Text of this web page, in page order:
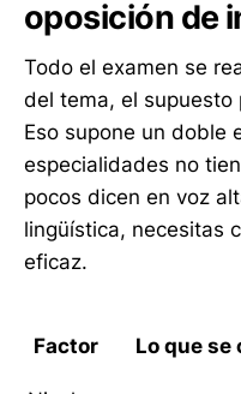
oposición de
Todo el examen se
del tema, el supuesto
Eso supone un doble
especialidades no
pocos dicen en voz
lingüística, necesitas
eficaz.
Factor Lo que se